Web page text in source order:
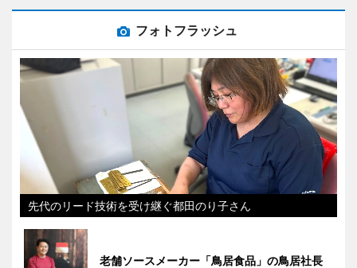
フォトフラッシュ
先代のリード技術を受け継ぐ都田のり子さん
老舗ソースメーカー「鳥居食品」の鳥居社長